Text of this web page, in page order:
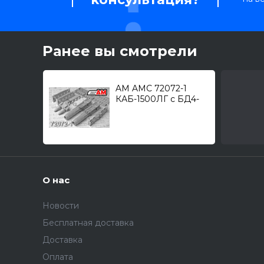
Ранее вы смотрели
AM AMC 72072-1
КАБ-1500ЛГ c БД4-
О нас
Новости
Бесплатная доставка
Доставка
Оплата